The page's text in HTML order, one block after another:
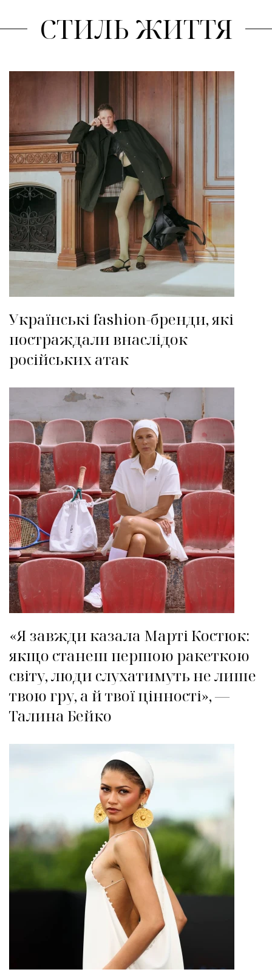
СТИЛЬ ЖИТТЯ
Українські fashion-бренди, які
постраждали внаслідок
російських атак
«Я завжди казала Марті Костюк:
якщо станеш першою ракеткою
світу, люди слухатимуть не лише
твою гру, а й твої цінності», —
Талина Бейко